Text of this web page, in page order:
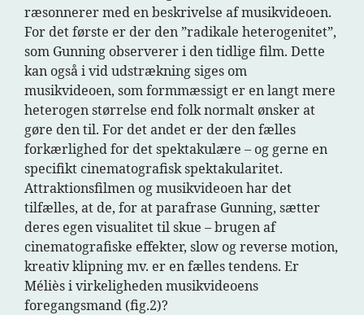
ræsonnerer med en beskrivelse af musikvideoen.
For det første er der den ”radikale heterogenitet”,
som Gunning observerer i den tidlige film. Dette
kan også i vid udstrækning siges om
musikvideoen, som formmæssigt er en langt mere
heterogen størrelse end folk normalt ønsker at
gøre den til. For det andet er der den fælles
forkærlighed for det spektakulære – og gerne en
specifikt cinematografisk spektakularitet.
Attraktionsfilmen og musikvideoen har det
tilfælles, at de, for at parafrase Gunning, sætter
deres egen visualitet til skue – brugen af
cinematografiske effekter, slow og reverse motion,
kreativ klipning mv. er en fælles tendens. Er
Méliès i virkeligheden musikvideoens
foregangsmand (fig.2)?